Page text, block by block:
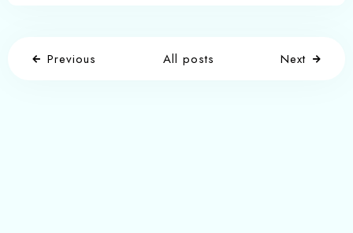
Previous All posts Next